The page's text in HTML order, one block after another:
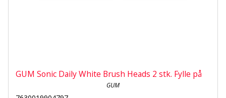
GUM Sonic Daily White Brush Heads 2 stk. Fylle på
GUM